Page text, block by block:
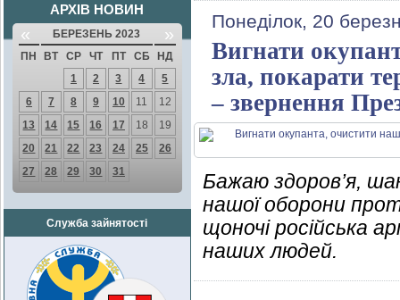
АРХІВ НОВИН
« БЕРЕЗЕНЬ 2023 »
ПН ВТ СР ЧТ ПТ СБ
НД
1
2 3 4
5
6
7 8 9 10 11
12
13
14 15 16 17 18
19
20
21 22 23 24 25
26
27
28 29 30 31
Служба зайнятості
Понеділок, 20
Вигнати
зла, покарати
– звернення
Бажаю здоров’я,
нашої оборони
щоночі російська
наших людей.